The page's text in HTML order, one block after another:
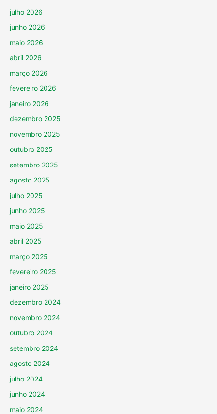
julho 2026
junho 2026
maio 2026
abril 2026
março 2026
fevereiro 2026
janeiro 2026
dezembro 2025
novembro 2025
outubro 2025
setembro 2025
agosto 2025
julho 2025
junho 2025
maio 2025
abril 2025
março 2025
fevereiro 2025
janeiro 2025
dezembro 2024
novembro 2024
outubro 2024
setembro 2024
agosto 2024
julho 2024
junho 2024
maio 2024